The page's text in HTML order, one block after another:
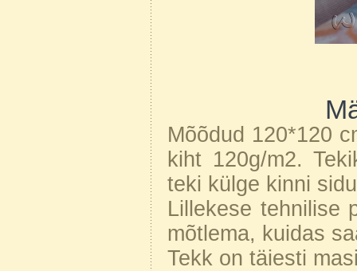
Mõõdud 120*120
kiht 120g/m2.
teki külge kinni
Lillekese tehnilise
mõtlema, kuidas
Tekk on täiesti